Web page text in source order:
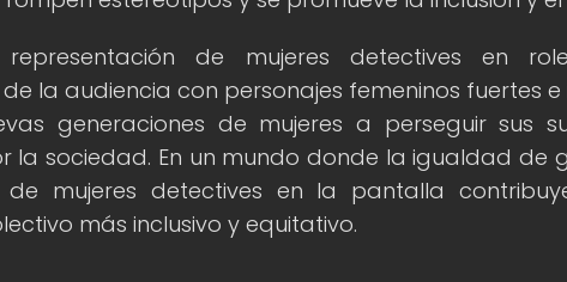
de mujeres detectives en
la audiencia con personajes femeninos fuertes
generaciones de mujeres a perseguir sus
la sociedad. En un mundo donde la igualdad de
de mujeres detectives en la pantalla
más inclusivo y equitativo.